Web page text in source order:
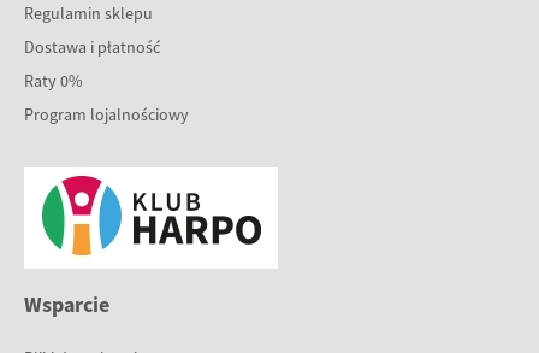
Regulamin sklepu
Dostawa i płatność
Raty 0%
Program lojalnościowy
Wsparcie